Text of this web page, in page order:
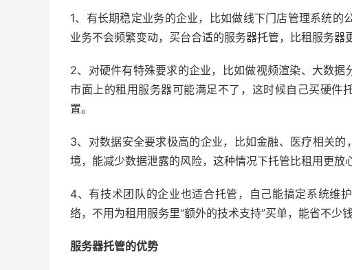
1、有长期稳定业务的企业，比如做线下门店管理系统的
业务不会频繁变动，买台合适的服务器托管，比租服务器
2、对硬件有特殊要求的企业，比如做视频渲染、大数据
市面上的租用服务器可能满足不了，这时候自己买硬件
置。
3、对数据安全要求极高的企业，比如金融、医疗相关
境，能减少数据泄露的风险，这种情况下托管比租用更放心
4、有技术团队的企业也适合托管，自己能搞定系统维
络，不用为租用服务里“额外的技术支持”买单，能省不少钱
服务器托管的优势